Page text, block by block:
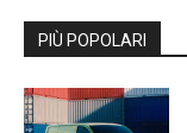
PIÙ POPOLARI